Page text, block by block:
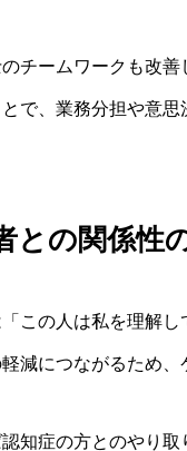
チームワークも改
で、業務分担や意思
との関係性
この人は私を理解
減につながるため、
知症の方とのやり